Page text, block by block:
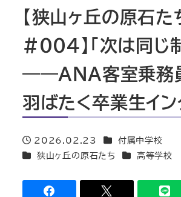
【狭山ヶ丘の原石た
#004】「次は同じ
――ANA客室乗務
羽ばたく卒業生イン
投稿日
2026.02.23 カテゴリー
付属中学校
カテゴリー
狭山ヶ丘の原石たち カテゴリー
高等学校